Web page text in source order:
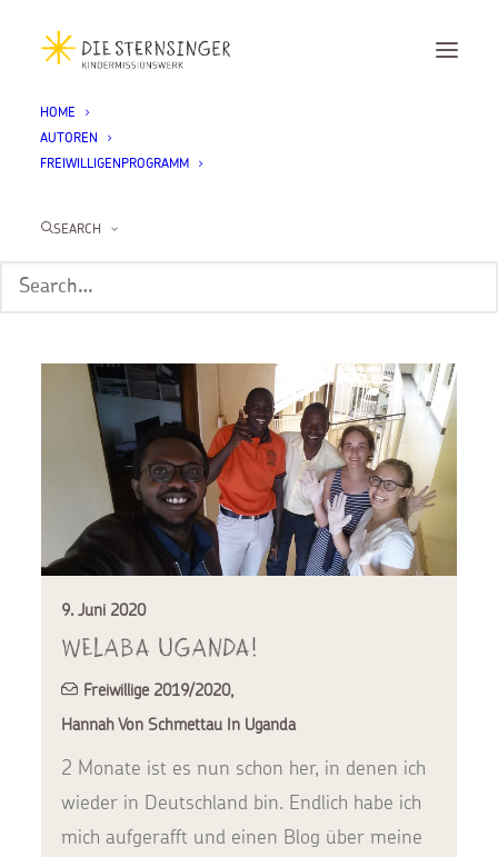
HOME
AUTOREN
FREIWILLIGENPROGRAMM
SEARCH
Hannah von
Schmettau in Uganda
9. Juni 2020
Welaba Uganda!
Freiwillige 2019/2020,
Hannah Von Schmettau In Uganda
2 Monate ist es nun schon her, in denen ich
wieder in Deutschland bin. Endlich habe ich
mich aufgerafft und einen Blog über meine